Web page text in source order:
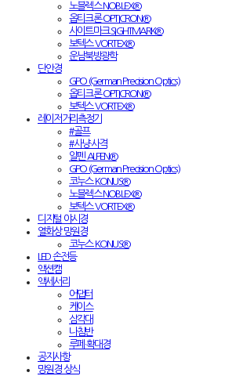
노블렉스 NOBLEX®
옵티크론 OPTICRON®
사이트마크 SIGHTMARK®
보텍스 VORTEX®
운남북방광학
단안경
GPO (German Precision Optics)
옵티크론 OPTICRON®
보텍스 VORTEX®
레이저거리측정기
#골프
#사냥·사격
알펜 ALPEN®
GPO (German Precision Optics)
코누스 KONUS®
노블렉스 NOBLEX®
보텍스 VORTEX®
디지털 야시경
열화상 망원경
코누스 KONUS®
LED 손전등
액션캠
액세서리
어댑터
케이스
삼각대
나침반
루페·확대경
공지사항
망원경 상식